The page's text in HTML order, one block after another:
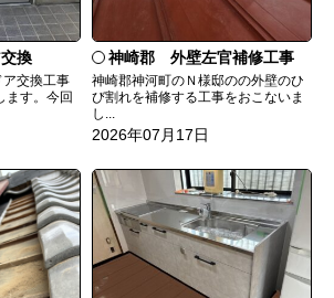
換
交換工事
ます。今回
神崎郡 外壁左官補修工事
神崎郡神河町のＮ様邸のの外壁のひ
び割れを補修する工事をおこないま
し...
2026年07月17日